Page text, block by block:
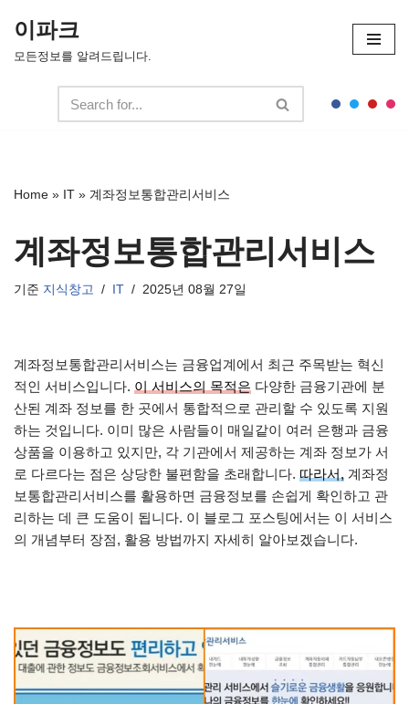
콘
기
이파크
모든정보를 알려드립니다.
Home » IT » 계좌정보통합관리서비스
계좌정보통합관리서비스
기준 지식창고 IT 2025년 08월 27일
계좌정보통합관리서비스는 금융업계에서 최근 주목받는 혁신
적인 서비스입니다. 이 서비스의 목적은 다양한 금융기관에 분
산된 계좌 정보를 한 곳에서 통합적으로 관리할 수 있도록 지원
하는 것입니다. 이미 많은 사람들이 매일같이 여러 은행과 금융
상품을 이용하고 있지만, 각 기관에서 제공하는 계좌 정보가 서
로 다르다는 점은 상당한 불편함을 초래합니다. 따라서, 계좌정
보통합관리서비스를 활용하면 금융정보를 손쉽게 확인하고 관
리하는 데 큰 도움이 됩니다. 이 블로그 포스팅에서는 이 서비스
의 개념부터 장점, 활용 방법까지 자세히 알아보겠습니다.